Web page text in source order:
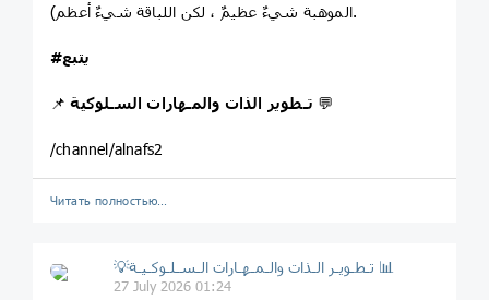
الموهبة شيءٌ عظيمٌ ، لكن اللباقة شيءٌ أعظم).
#يتبع
📌 💬
/channel/alnafs2
Читать полностью…
💡تـطـويـر الـذات والـمـهـارات الـسـلـوكـيـة 📊
27 July 2026 01:24